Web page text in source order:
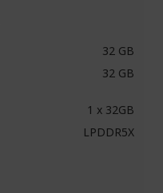
32 GB
32 GB
1 x 32GB
LPDDR5X